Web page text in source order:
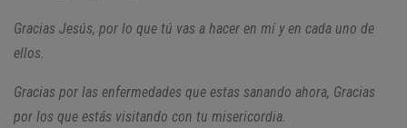
Gracias Jesús, por lo que tú vas a hacer en mí y en cada uno de
ellos.
Gracias por las enfermedades que estas sanando ahora, Gracias
por los que estás visitando con tu misericordia.